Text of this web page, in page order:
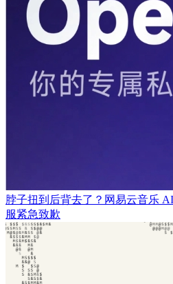
脖子扭到后背去了？网易云音乐
服紧急致歉